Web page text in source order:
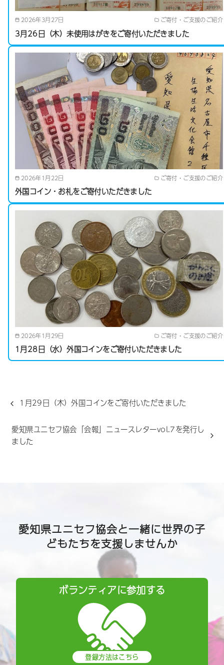
2026年3月27日 ご寄付・ご支援のご紹介
3月26日（木）未使用はがきをご寄付いただきました
2026年1月22日 ご寄付・ご支援のご紹介
外国コイン・お札をご寄付いただきました
2026年1月29日 ご寄付・ご支援のご紹介
1月28日（水）外国コインをご寄付いただきました
1月29日（木）外国コインをご寄付いただきました
愛知県ユニセフ協会「会報」ニュースレターvol.7を発行し
ました
愛知県ユニセフ協会と一緒に世界の子
どもたちを支援しませんか
ボランティアに参加する
登録方法はこちら